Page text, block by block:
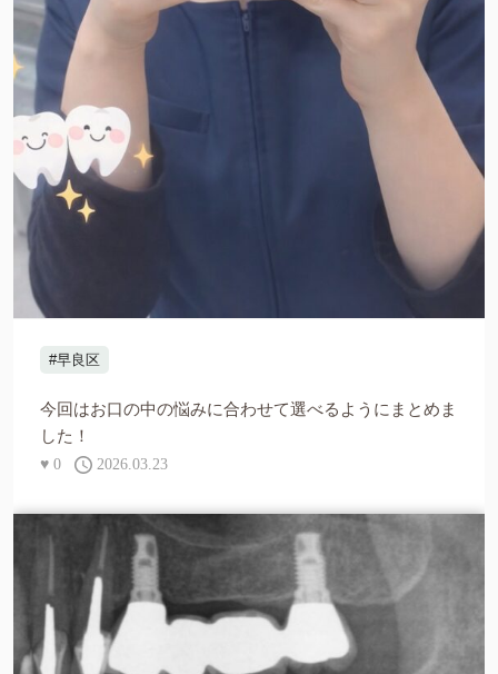
#早良区
今回はお口の中の悩みに合わせて選べるようにまとめま
した！
♥ 0 2026.03.23